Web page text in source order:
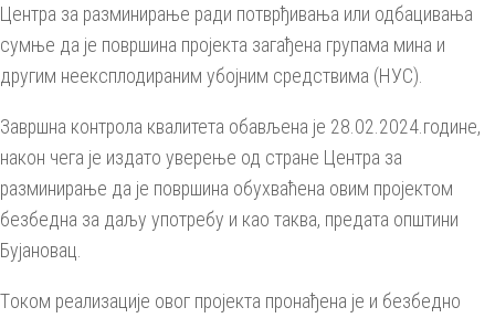
Центра за разминирање ради потврђивања или одбацивања
сумње да је површина пројекта загађена групама мина и
другим неексплодираним убојним средствима (НУС).
Завршна контрола квалитета обављена је 28.02.2024.године,
након чега је издато уверење од стране Центра за
разминирање да је површина обухваћена овим пројектом
безбедна за даљу употребу и као таква, предата општини
Бујановац.
Tоком реализације овог пројекта пронађена је и безбедно